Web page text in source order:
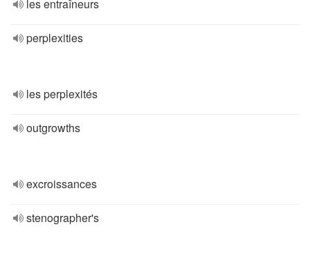
les entraîneurs
perplexities
les perplexités
outgrowths
excroissances
stenographer's